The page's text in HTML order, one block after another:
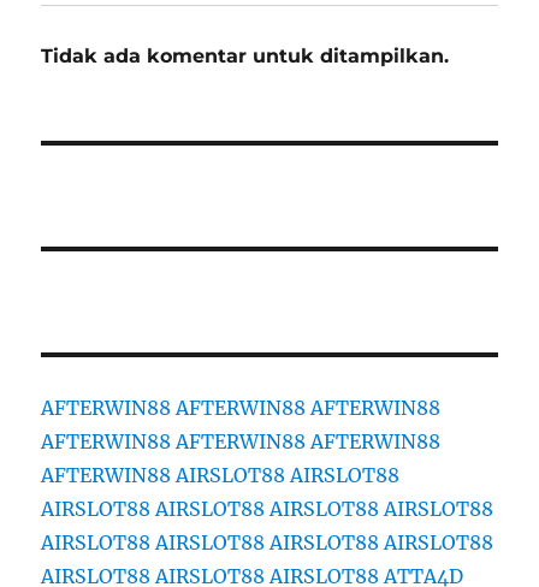
Tidak ada komentar untuk ditampilkan.
AFTERWIN88 AFTERWIN88 AFTERWIN88
AFTERWIN88 AFTERWIN88 AFTERWIN88
AFTERWIN88 AIRSLOT88 AIRSLOT88
AIRSLOT88 AIRSLOT88 AIRSLOT88 AIRSLOT88
AIRSLOT88 AIRSLOT88 AIRSLOT88 AIRSLOT88
AIRSLOT88 AIRSLOT88 AIRSLOT88 ATTA4D